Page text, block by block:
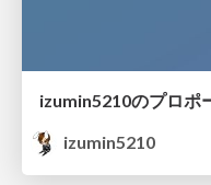
izumin5210